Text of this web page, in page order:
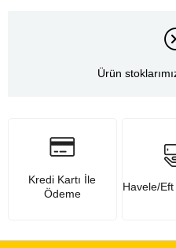
Ürün
Kredi Kartı İle
Ödeme
Havele/